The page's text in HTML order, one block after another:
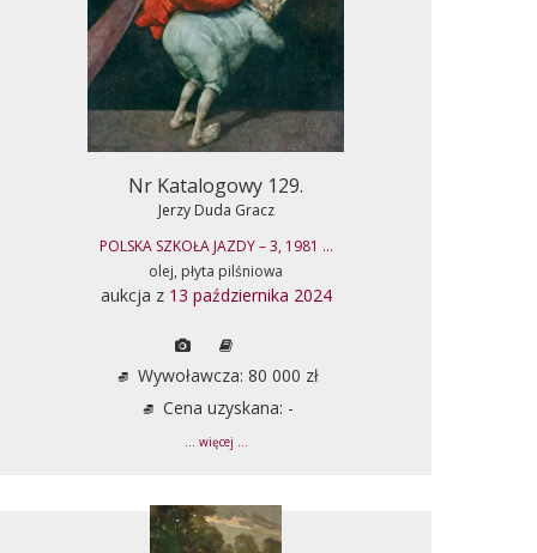
Nr Katalogowy 129.
Jerzy Duda Gracz
POLSKA SZKOŁA JAZDY – 3, 1981 ...
olej, płyta pilśniowa
aukcja z 13 października 2024
Wywoławcza: 80 000 zł
Cena uzyskana: -
... więcej ...